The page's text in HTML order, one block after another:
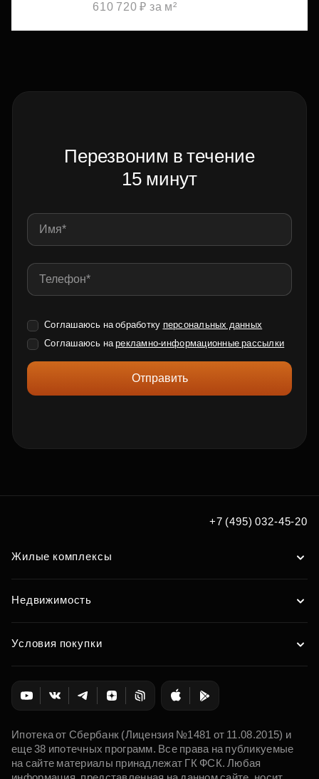
610 720 ₽ за м²
Перезвоним в течение
15 минут
Соглашаюсь на обработку персональных данных
Соглашаюсь нарекламно-информационные рассылки
Отправить
+7 (495) 032-45-20
Жилые комплексы
Недвижимость
Условия покупки
Ипотека от Сбербанк (Лицензия №1481 от 11.08.2015) и
еще 38 ипотечных программ. Все права на публикуемые
на сайте материалы принадлежат ГК ФСК. Любая